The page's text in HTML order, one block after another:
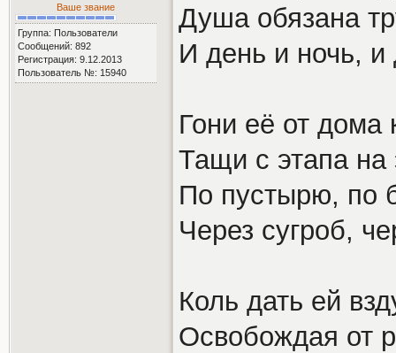
Ваше звание
Группа: Пользователи
Сообщений: 892
Регистрация: 9.12.2013
Пользователь №: 15940
Душа обязана
И день и ночь, и
Гони её от дома
Тащи с этапа на
По пустырю, по
Через сугроб,
Коль дать ей
Освобождая от